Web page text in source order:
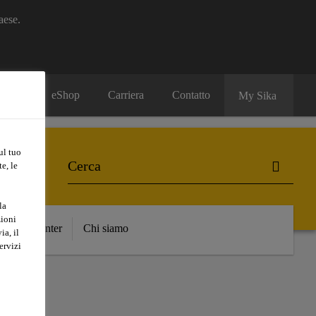
eShop Carriera Contatto My Sika
Center Chi siamo
tuo
le
il